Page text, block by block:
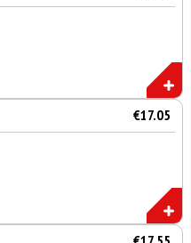
€17.05